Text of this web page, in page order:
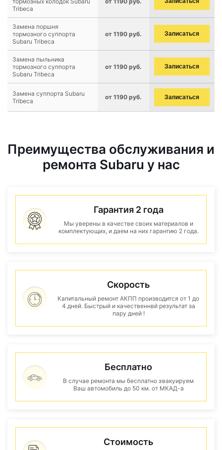
Tribeca
Замена поршня
тормозного суппорта
Subaru Tribeca
от 1190 руб. Записаться
Замена пыльника
тормозного суппорта
Subaru Tribeca
от 1190 руб. Записаться
Замена суппорта Subaru
Tribeca
от 1190 руб. Записаться
Преимущества обслуживания и
ремонта Subaru у нас
Гарантия 2 года
Мы уверены в качестве своих материалов и
комплектующих, и даем на них гарантию 2 года.
Скорость
Капитальный ремонт АКПП производится от 1 до
4 дней. Быстрый и качественнвй результат за
пару дней !
Бесплатно
В случае ремонта мы бесплатно эвакуируем
Ваш автомобиль до 50 км. от МКАД-а
Стоимость